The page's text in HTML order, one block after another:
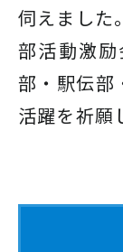
伺えました。
部活動激
部・駅伝部
活躍を祈願